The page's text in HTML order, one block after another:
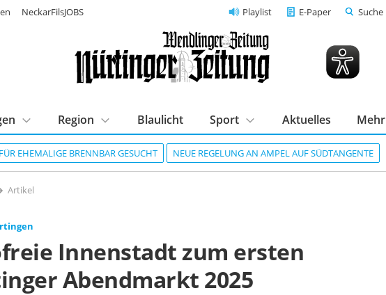
Playlist E-Paper Suche
EHEMALIGE BRENNBAR GESUCHT NEUE REGELUNG AN AMPEL AUF SÜDTANGENTE
Region Blaulicht Sport Aktuelles Mehr
NeckarFilsJOBS
Artikel
Innenstadt zum ersten
Abendmarkt 2025